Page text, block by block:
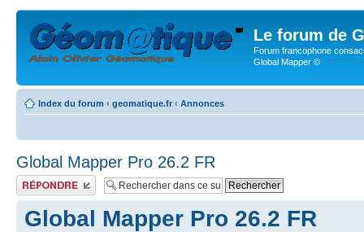
Le forum de
Forum francophone
Global Mapper ©
Index du forum ‹ geomatique.fr ‹ Annonces
Global Mapper Pro 26.2 FR
Publier une réponse
Global Mapper Pro 26.2 FR